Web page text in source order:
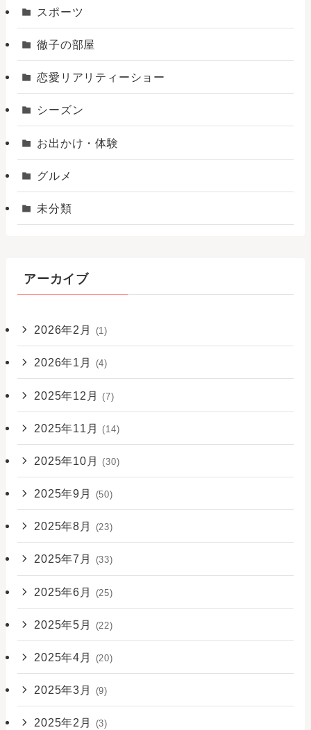
スポーツ
徹子の部屋
恋愛リアリティーショー
シーズン
お出かけ・体験
グルメ
未分類
アーカイブ
2026年2月 (1)
2026年1月 (4)
2025年12月 (7)
2025年11月 (14)
2025年10月 (30)
2025年9月 (50)
2025年8月 (23)
2025年7月 (33)
2025年6月 (25)
2025年5月 (22)
2025年4月 (20)
2025年3月 (9)
2025年2月 (3)